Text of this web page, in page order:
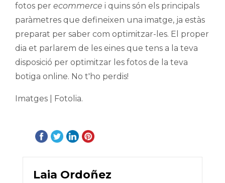
fotos per ecommerce i quins són els principals
paràmetres que defineixen una imatge, ja estàs
preparat per saber com optimitzar-les. El proper
dia et parlarem de les eines que tens a la teva
disposició per optimitzar les fotos de la teva
botiga online. No t'ho perdis!
Imatges | Fotolia.
Laia Ordoñez